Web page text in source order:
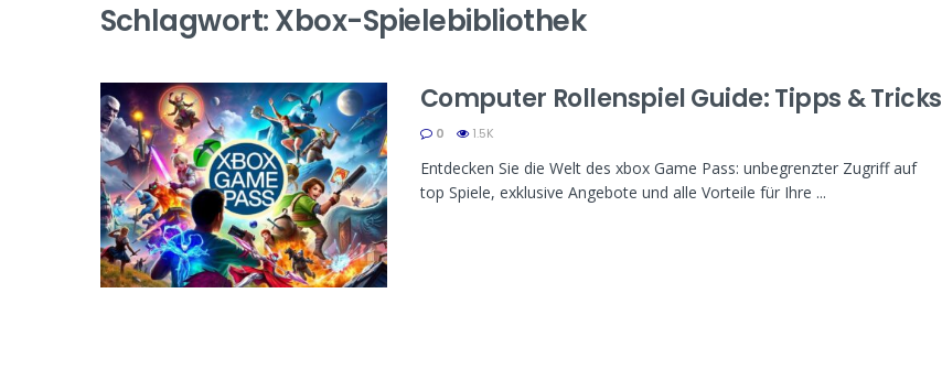
Schlagwort:Xbox-Spielebibliothek
Computer Rollenspiel Guide: Tipps & Tricks
0 1.5K
Entdecken Sie die Welt des xbox Game Pass: unbegrenzter Zugriff auf
top Spiele, exklusive Angebote und alle Vorteile für Ihre ...